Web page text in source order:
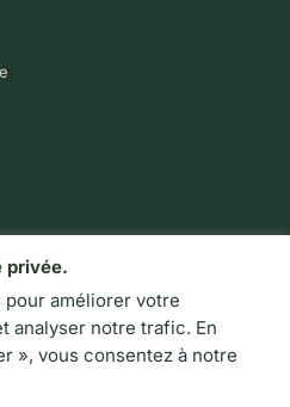
privée.
améliorer votre
analyser notre trafic. En
», vous consentez à notre